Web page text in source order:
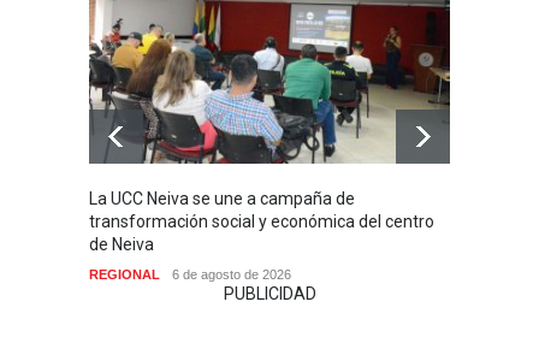
La UCC Neiva se une a campaña de
transformación social y económica del centro
de Neiva
REGIONAL 6 de agosto de 2026
PUBLICIDAD